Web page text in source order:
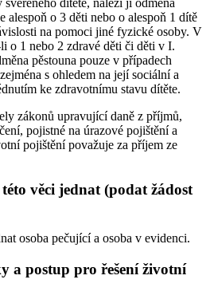
alespoň o 3 děti nebo o alespoň 1 dítě
na pomoci jiné fyzické osoby. V
o 1 nebo 2 zdravé děti či děti v I.
pěstouna pouze v případech
s ohledem na její sociální a
ke zdravotnímu stavu dítěte.
zákonů upravující daně z příjmů,
pojistné na úrazové pojištění a
pojištění považuje za příjem ze
věci jednat (podat žádost
osoba pečující a osoba v evidenci.
a postup pro řešení životní